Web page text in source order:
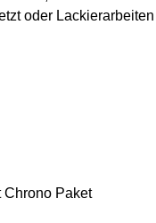
oder Lackierarbeiten
Chrono Paket